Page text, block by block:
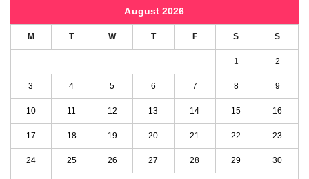
August 2026
M T W T F S S
1 2
3 4 5 6 7 8 9
10 11 12 13 14 15 16
17 18 19 20 21 22 23
24 25 26 27 28 29 30